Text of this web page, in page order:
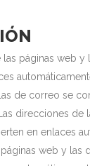
las páginas web
de correo se
direcciones de
en enlaces
web y las